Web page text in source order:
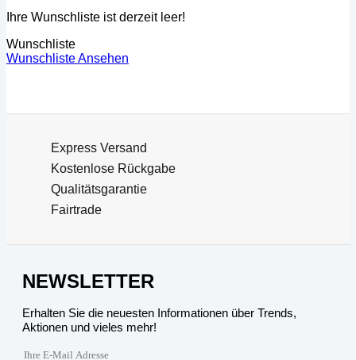
Ihre Wunschliste ist derzeit leer!
Wunschliste
Wunschliste Ansehen
Express Versand
Kostenlose Rückgabe
Qualitätsgarantie
Fairtrade
NEWSLETTER
Erhalten Sie die neuesten Informationen über Trends,
Aktionen und vieles mehr!